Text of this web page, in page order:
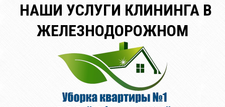
НАШИ УСЛУГИ КЛИНИНГА В
ЖЕЛЕЗНОДОРОЖНОМ